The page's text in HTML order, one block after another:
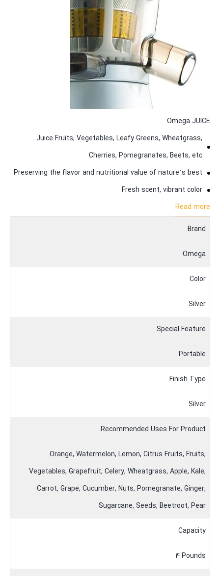
Omega JUICE
Juice Fruits, Vegetables, Leafy Greens, Wheatgrass,
Cherries, Pomegranates, Beets, etc
Preserving the flavor and nutritional value of nature’s best
Fresh scent, vibrant color
Read more
Brand
Omega
Color
Silver
Special Feature
Portable
Finish Type
Silver
Recommended Uses For Product
Orange, Watermelon, Lemon, Citrus Fruits, Fruits,
Vegetables, Grapefruit, Celery, Wheatgrass, Apple, Kale,
Carrot, Grape, Cucumber, Nuts, Pomegranate, Ginger,
Sugarcane, Seeds, Beetroot, Pear
Capacity
4 Pounds